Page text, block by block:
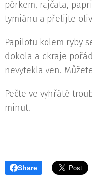
pórkem, rajčata,
tymiánu a přelijte
Papilotu kolem ryby
dokola a okraje
nevytekla ven.
Pečte ve vyhřáté
minut.
Share